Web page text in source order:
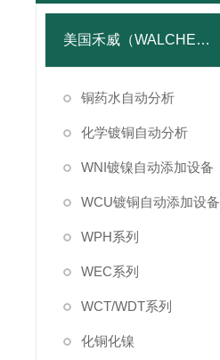
美国禾威（WALCHEM）自动添加控制器
铜药水自动分析
化学镀铜自动分析
WNI镀镍自动添加设备
WCU镀铜自动添加设备
WPH系列
WEC系列
WCT/WDT系列
化铜化镍